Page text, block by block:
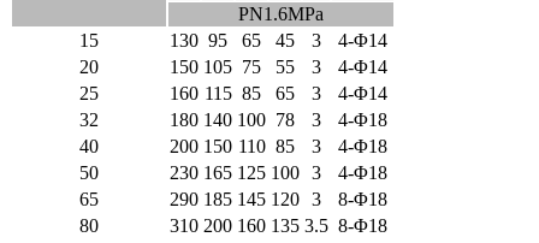
PN1.6MPa
15
130 95 65 45 3
4-Φ14
20
150 105 75 55 3
4-Φ14
25
160 115 85 65 3
4-Φ14
32
180 140 100 78 3
4-Φ18
40
200 150 110 85 3
4-Φ18
50
230 165 125 100 3
4-Φ18
65
290 185 145 120 3
8-Φ18
80
310 200 160 135 3.5 8-Φ18